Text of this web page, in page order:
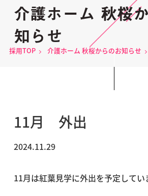
介護ホーム 秋桜
知らせ
採用TOP 介護ホーム 秋桜からのお知らせ
11月 外出
2024.11.29
11月は紅葉見学に外出を予定してい